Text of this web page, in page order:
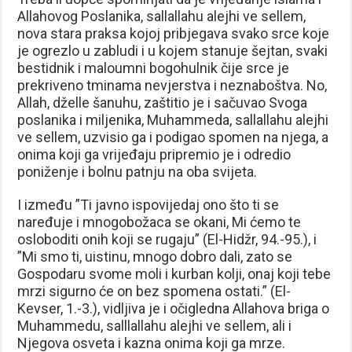
Allahovog Poslanika, sallallahu alejhi ve sellem,
nova stara praksa kojoj pribjegava svako srce koje
je ogrezlo u zabludi i u kojem stanuje šejtan, svaki
bestidnik i maloumni bogohulnik čije srce je
prekriveno tminama nevjerstva i neznaboštva. No,
Allah, dželle šanuhu, zaštitio je i sačuvao Svoga
poslanika i miljenika, Muhammeda, sallallahu alejhi
ve sellem, uzvisio ga i podigao spomen na njega, a
onima koji ga vrijeđaju pripremio je i odredio
poniženje i bolnu patnju na oba svijeta.
I između ”Ti javno ispovijedaj ono što ti se
naređuje i mnogobožaca se okani, Mi ćemo te
osloboditi onih koji se rugaju” (El-Hidžr, 94.-95.), i
”Mi smo ti, uistinu, mnogo dobro dali, zato se
Gospodaru svome moli i kurban kolji, onaj koji tebe
mrzi sigurno će on bez spomena ostati.” (El-
Kevser, 1.-3.), vidljiva je i očigledna Allahova briga o
Muhammedu, salllallahu alejhi ve sellem, ali i
Njegova osveta i kazna onima koji ga mrze.